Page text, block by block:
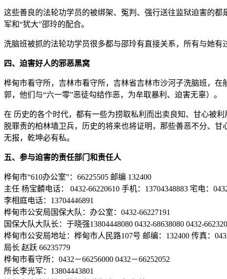
这些善良的法轮功学员的被绑架、冤判、强行送往监狱迫害的
军和“犹大”邵玲的配合。
洗脑班被抓的法轮功学员很多都与邵玲有直接关系，所有与她
四、迫害好人的邪恶黑窝
桦甸市看守所，吉林市看守所，吉林省吉林市沙河子洗脑班，
郭，他们与“六一零”恶徒勾结作恶，为牟取暴利、迫害无辜）。
在 历史的各个时代，都有一些为捞取私利而出卖良知、甘心被
脱罪责的柏林墙卫兵，历史的将来也将证明，那些善恶不分、
无报，乾坤必有私。
五、参与迫害的责任部门和责任人
桦甸市“610办公室”：66225505 邮编 132400
主任 杨宝麟电话： 0432-66220610 手机：13704348883 宅电：
李相庭电话：13704446891
桦甸市公安局国保大队：办公室：0432-66227191
国保大队大队长：于晓强13804448080 0432-68638080 0432-
桦甸市公安局地址：桦甸市人民路107号 邮编：132400 传真：
局长 赵跃 66235779
桦甸市看守所：0432－66256000 0432－66252052
所长李光军：13804443801